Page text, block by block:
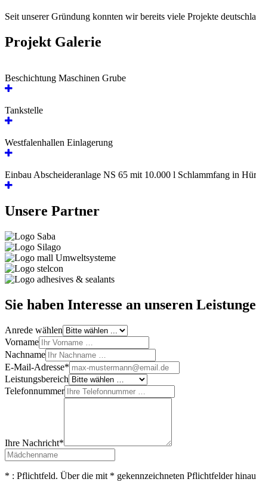
Seit unserer Gründung konnten wir bereits viele Projekte
Projekt Galerie
Beschichtung Maschinen Grube
Tankstelle
Westfalenhallen Einlagerung
Einbau Abscheideranlage NS 65 mit 10.000 l Schlammfang in
Unsere Partner
Sie haben Interesse an unseren
Anrede wählen
Vorname
Nachname
E-Mail-Adresse*
Leistungsbereich
Telefonnummer
Ihre Nachricht*
* : Pflichtfeld. Über die mit * gekennzeichneten Pflichtfelder